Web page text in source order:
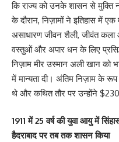
कि राज्य को उनके शासन से मुक्ति
के दौरान, निज़ामों ने इतिहास में एक
असाधारण जीवन शैली, जीवंत कला
वस्तुओं और अपार धन के लिए
निज़ाम मीर उस्मान अली खान
में मान्यता दी। अंतिम निज़ाम के
थे और कथित तौर पर उन्होंने $230
1911 में 25 वर्ष की युवा आयु में
हैदराबाद पर तब तक शासन किया